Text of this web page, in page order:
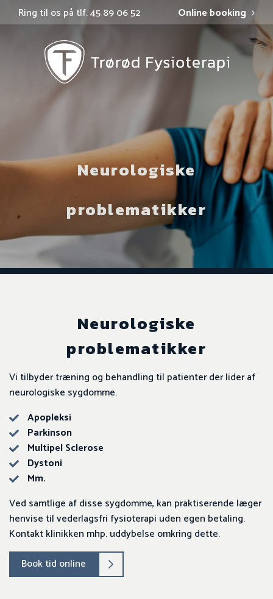
Ring til os på tlf. 45 89 06 52 Online booking
Neurologiske
problematikker
Neurologiske
problematikker
​Vi tilbyder træning og behandling til patienter der lider af
neurologiske sygdomme.
​Apopleksi
Parkinson
Multipel Sclerose
Dystoni
Mm.
​Ved samtlige af disse sygdomme, kan praktiserende læger
henvise til vederlagsfri fysioterapi uden egen betaling.
Kontakt klinikken mhp. uddybelse omkring dette.
Book tid online